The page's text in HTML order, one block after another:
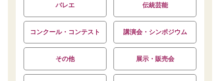
バレエ 伝統芸能
コンクール・コンテスト 講演会・シンポジウム
その他 展示・販売会